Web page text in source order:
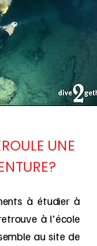
UNE
à étudier à
à l'école
au site de